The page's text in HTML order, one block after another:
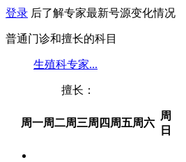
登录 后了解专家最新号源变化情况
普通门诊和擅长的科目
生殖科专家...
擅长：
周一周二周三周四 周五周六
周
日